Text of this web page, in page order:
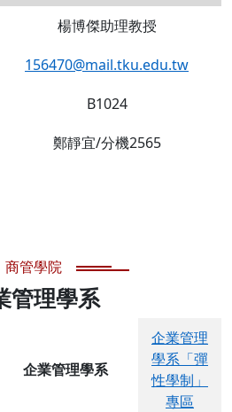
楊博傑助理教授
156470@mail.tku.edu.tw
B1024
鄭靜宜/分機2565
商管學院
管理學系
企業管理學系
企業管理
學系「彈
性學制」
專區